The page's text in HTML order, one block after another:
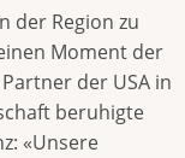
der Region zu
Moment der
der USA in
beruhigte
«Unsere